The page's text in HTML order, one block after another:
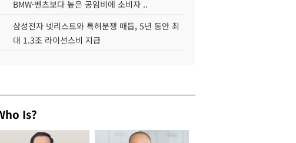
BMW·벤츠보다 높은 공임비에 소비자 ..
삼성전자 넷리스트와 특허분쟁 매듭, 5년 동안 최
대 1.3조 라이선스비 지급
Is?